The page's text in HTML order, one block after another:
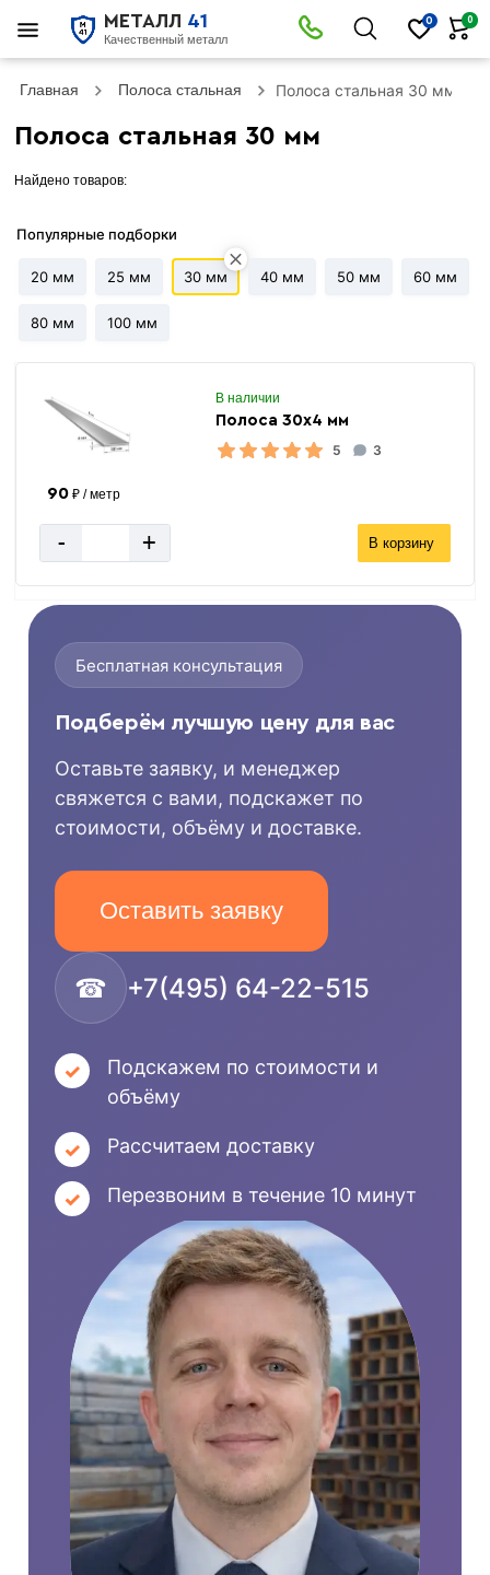
МЕТАЛЛ 41
Качественный металл
0 0
Главная Полоса стальная Полоса стальная 30 мм
Полоса стальная 30 мм
Найдено товаров:
Популярные подборки
20 мм 25 мм 30 мм 40 мм 50 мм 60 мм
80 мм 100 мм
В наличии
Полоса 30х4 мм
5
3
90 ₽ / метр
- + В корзину
Бесплатная консультация
Подберём лучшую цену для вас
Оставьте заявку, и менеджер
свяжется с вами, подскажет по
стоимости, объёму и доставке.
Оставить заявку
☎ +7(495) 64-22-515
Подскажем по стоимости и
объёму
Рассчитаем доставку
Перезвоним в течение 10 минут